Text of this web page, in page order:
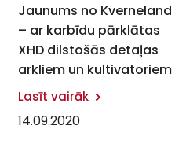
Jaunums no Kverneland
– ar karbīdu pārklātas
XHD dilstošās detaļas
arkliem un kultivatoriem
Lasīt vairāk
14.09.2020